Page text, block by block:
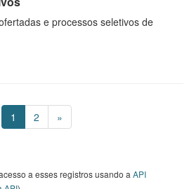
e processos seletivos de
1 2 »
a esses registros usando a API